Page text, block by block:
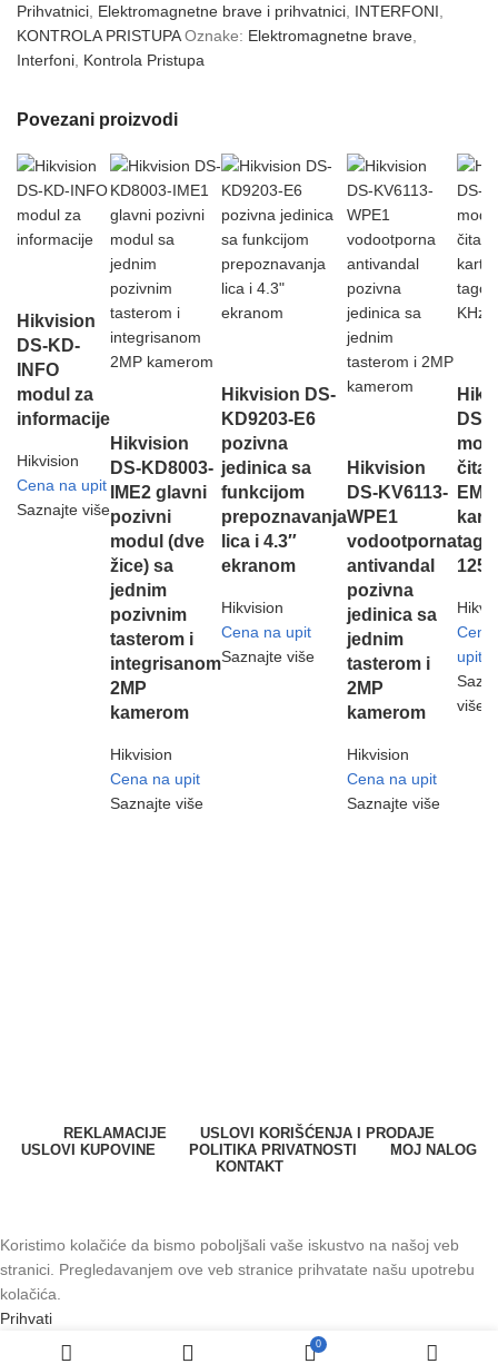
Prihvatnici Elektromagnetne brave i prihvatnici INTERFONI
KONTROLA PRISTUPA Oznake: Elektromagnetne brave
Interfoni Kontrola Pristupa
Povezani proizvodi
Hikvision
DS-KD-
INFO
modul za
informacije
Hikvision
Cena na upit
Saznajte više
Hikvision
DS-KD8003-
IME2 glavni
pozivni
modul (dve
žice) sa
jednim
pozivnim
tasterom i
integrisanom
2MP
kamerom
Hikvision
Cena na upit
Saznajte više
Hikvision DS-
KD9203-E6
pozivna
jedinica sa
funkcijom
prepoznavanja
lica i 4.3″
ekranom
Hikvision
Cena na upit
Saznajte više
Hikvision
DS-KV6113-
WPE1
vodootporna
antivandal
pozivna
jedinica sa
jednim
tasterom i
2MP
kamerom
Hikvision
Cena na upit
Saznajte više
DS-
EM
125
Cena
upit
više
REKLAMACIJE
USLOVI KORIŠĆENJA I PRODAJE
USLOVI KUPOVINE
POLITIKA PRIVATNOSTI
MOJ NALOG
KONTAKT
Koristimo kolačiće da bismo poboljšali vaše iskustvo na našoj veb
stranici. Pregledavanjem ove veb stranice prihvatate našu upotrebu
kolačića.
Prihvati
0